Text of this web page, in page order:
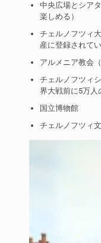
中央広場とシア
楽しめる）
チェルノフツィ
産に登録されてい
アルメニア教会
チェルノフツィ
界大戦前に5万人
国立博物館
チェルノフツィ